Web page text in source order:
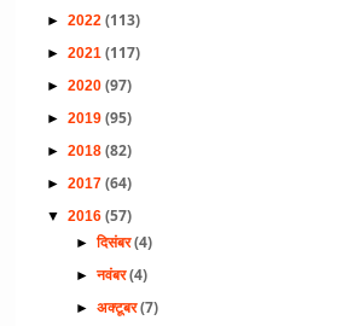
►2022(113)
►2021(117)
►2020(97)
►2019(95)
►2018(82)
►2017(64)
▼2016(57)
►दिसंबर(4)
►नवंबर(4)
►अक्टूबर(7)